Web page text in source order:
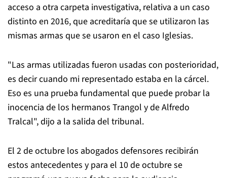
acceso a otra carpeta investigativa, relativa a un caso
distinto en 2016, que acreditaría que se utilizaron las
mismas armas que se usaron en el caso Iglesias.
"Las armas utilizadas fueron usadas con posterioridad,
es decir cuando mi representado estaba en la cárcel.
Eso es una prueba fundamental que puede probar la
inocencia de los hermanos Trangol y de Alfredo
Tralcal", dijo a la salida del tribunal.
El 2 de octubre los abogados defensores recibirán
estos antecedentes y para el 10 de octubre se